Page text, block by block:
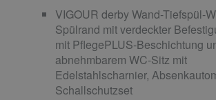
VIGOUR derby Wand-Tiefspül-
Spülrand mit verdeckter
mit PflegePLUS-Beschichtung
abnehmbarem WC-Sitz mit
Edelstahlscharnier,
Schallschutzset